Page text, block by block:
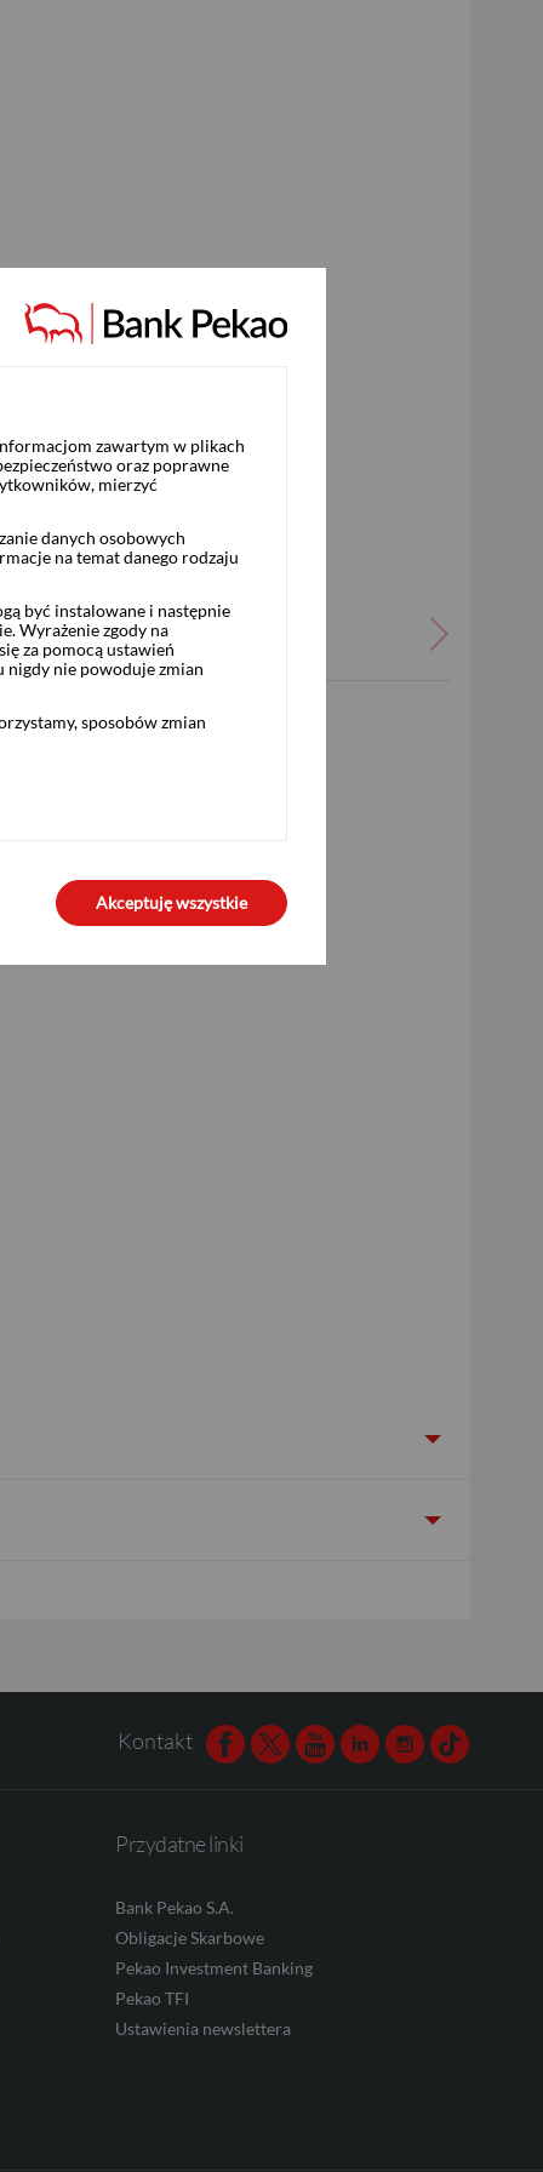
i zaawansowanych inwestorów
Umowę świadczenia usług maklerskich
Można rozszerzyć zakres
Kontakt Facebook
TwitterYoutubeLinkedinInstagram
TikTok
Przydatne linki
Bank Pekao S.A.
Obligacje Skarbowe
Pekao Investment Banking
Pekao TFI
Ustawienia newslettera
zawartym w plikach
oraz poprawne
mierzyć
danych osobowych
na temat danego rodzaju
być instalowane i następnie
Wyrażenie zgody na
za pomocą ustawień
nigdy nie powoduje zmian
sposobów zmian
Akceptuję wszystkie